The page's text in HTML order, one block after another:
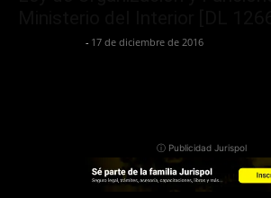
- 17 de diciembre de 2016
ⓘ Publicidad Jurispol